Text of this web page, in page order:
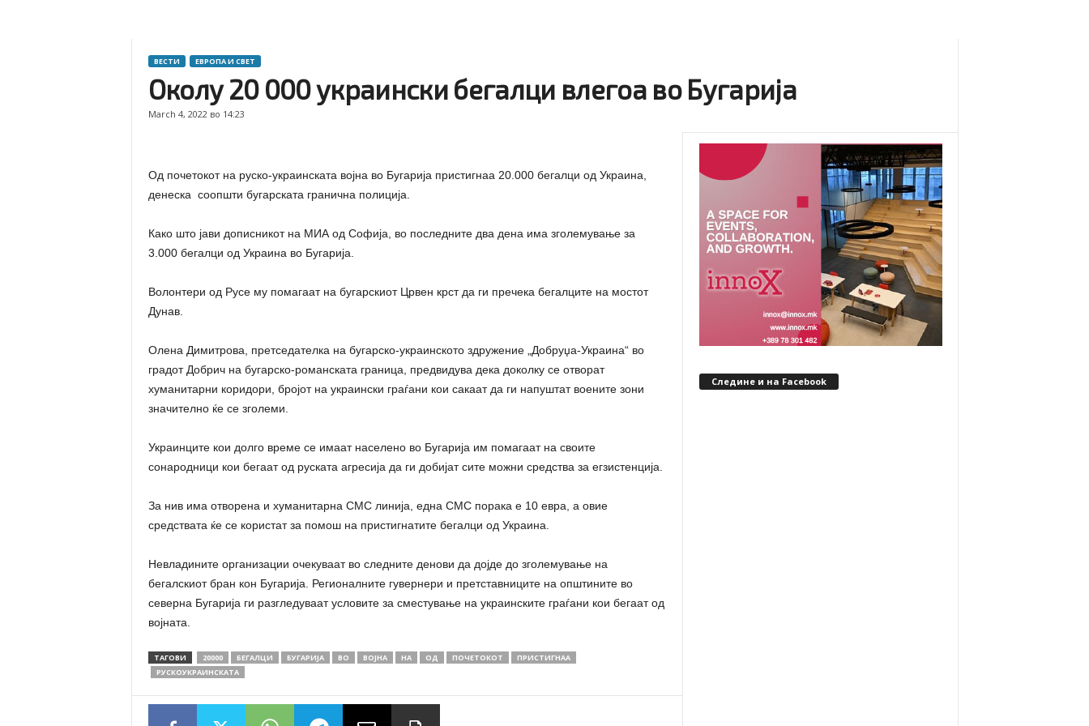
ВЕСТИ ЕВРОПА И СВЕТ
Околу 20 000 украински бегалци влегоа во Бугарија
March 4, 2022 во 14:23
Од почетокот на руско-украинската војна во Бугарија пристигнаа 20.000 бегалци од Украина,
денеска соопшти бугарската гранична полиција.
Како што јави дописникот на МИА од Софија, во последните два дена има зголемување за
3.000 бегалци од Украина во Бугарија.
Волонтери од Русе му помагаат на бугарскиот Црвен крст да ги пречека бегалците на мостот
Дунав.
Олена Димитрова, претседателка на бугарско-украинското здружение „Добруџа-Украина“ во
градот Добрич на бугарско-романската граница, предвидува дека доколку се отворат
хуманитарни коридори, бројот на украински граѓани кои сакаат да ги напуштат воените зони
значително ќе се зголеми.
Украинците кои долго време се имаат населено во Бугарија им помагаат на своите
сонародници кои бегаат од руската агресија да ги добијат сите можни средства за егзистенција.
За нив има отворена и хуманитарна СМС линија, една СМС порака е 10 евра, а овие
средствата ќе се користат за помош на пристигнатите бегалци од Украина.
Невладините организации очекуваат во следните денови да дојде до зголемување на
бегалскиот бран кон Бугарија. Регионалните гувернери и претставниците на општините во
северна Бугарија ги разгледуваат условите за сместување на украинските граѓани кои бегаат од
војната.
ТАГОВИ 20000 БЕГАЛЦИ БУГАРИЈА ВО ВОЈНА НА ОД ПОЧЕТОКОТ
ПРИСТИГНАА
РУСКОУКРАИНСКАТА
Следине и на Facebook